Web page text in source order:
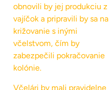
obnovili by jej produkciu z
vajíčok a pripravili by sa na
križovanie s inými
včelstvom, čím by
zabezpečili pokračovanie
kolónie.
Včelári by mali pravidelne